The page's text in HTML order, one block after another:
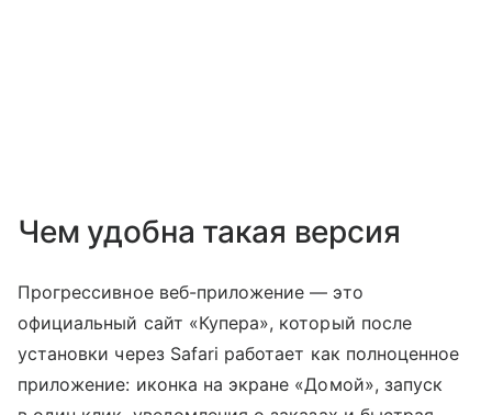
Чем удобна такая версия
Прогрессивное веб-приложение — это
официальный сайт «Купера», который после
установки через Safari работает как полноценное
приложение: иконка на экране «Домой», запуск